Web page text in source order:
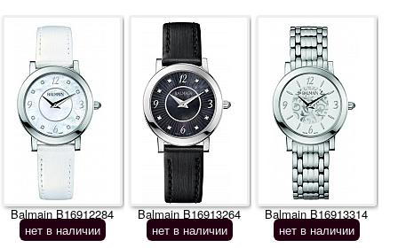
Balmain B16912284
нет в наличии
Balmain B16913264
нет в наличии
Balmain B16913314
нет в наличии